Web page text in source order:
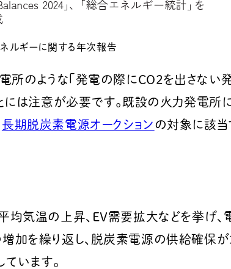
ネルギーに関する年次報告
所のような「発電の際にCO2を出さない
には注意が必要です。既設の火力発電所
長期脱炭素電源オークション の対象に該当
均気温の上昇、EV需要拡大などを挙げ
加を繰り返し、脱炭素電源の供給確保が
います。